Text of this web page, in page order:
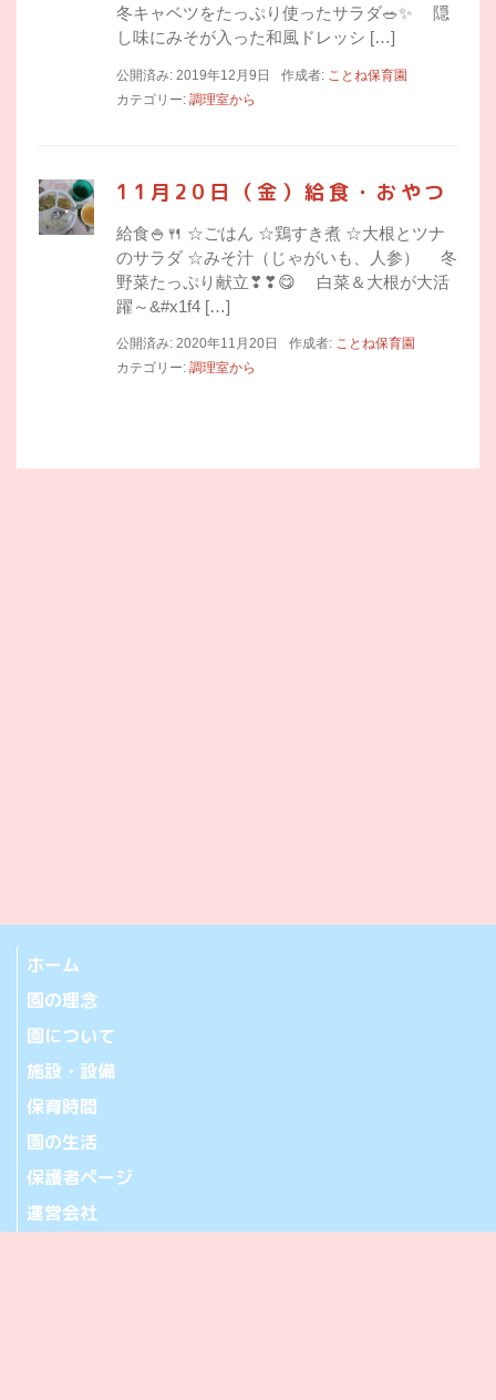
冬キャベツをたっぷり使ったサラダ🥗✨ 隠
し味にみそが入った和風ドレッシ […]
公開済み: 2019年12月9日 作成者: ことね保育園
カテゴリー: 調理室から
11月20日（金）給食・おやつ
給食🍚🍴 ☆ごはん ☆鶏すき煮 ☆大根とツナ
のサラダ ☆みそ汁（じゃがいも、人参） 冬
野菜たっぷり献立❣❣😋 白菜＆大根が大活
躍～&#x1f4 […]
公開済み: 2020年11月20日 作成者: ことね保育園
カテゴリー: 調理室から
ホーム
園の理念
園について
施設・設備
保育時間
園の生活
保護者ページ
運営会社